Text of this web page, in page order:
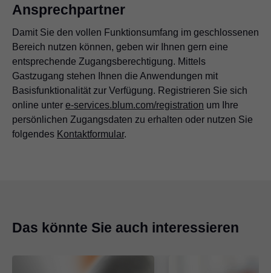
Ansprechpartner
Damit Sie den vollen Funktionsumfang im geschlossenen
Bereich nutzen können, geben wir Ihnen gern eine
entsprechende Zugangsberechtigung. Mittels
Gastzugang stehen Ihnen die Anwendungen mit
Basisfunktionalität zur Verfügung. Registrieren Sie sich
online unter e-services.blum.com/registration um Ihre
persönlichen Zugangsdaten zu erhalten oder nutzen Sie
folgendes Kontaktformular.
Das könnte Sie auch interessieren